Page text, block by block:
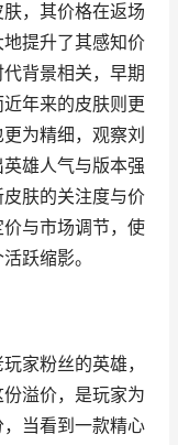
，其价格在返场
提升了其感知价
背景相关，早期
年来的皮肤则更
为精细，观察刘
雄人气与版本强
肤的关注度与价
与市场调节，使
跃缩影。
家粉丝的英雄，
溢价，是玩家为
当看到一款精心